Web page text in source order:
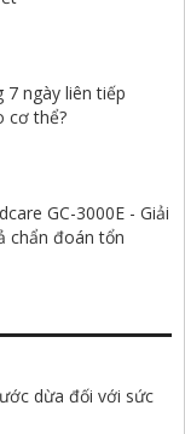
ngày liên tiếp
cơ thể?
GC-3000E - Giải
chẩn đoán tổn
dừa đối với sức